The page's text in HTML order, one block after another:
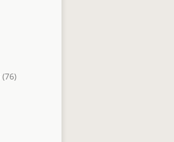
(76)